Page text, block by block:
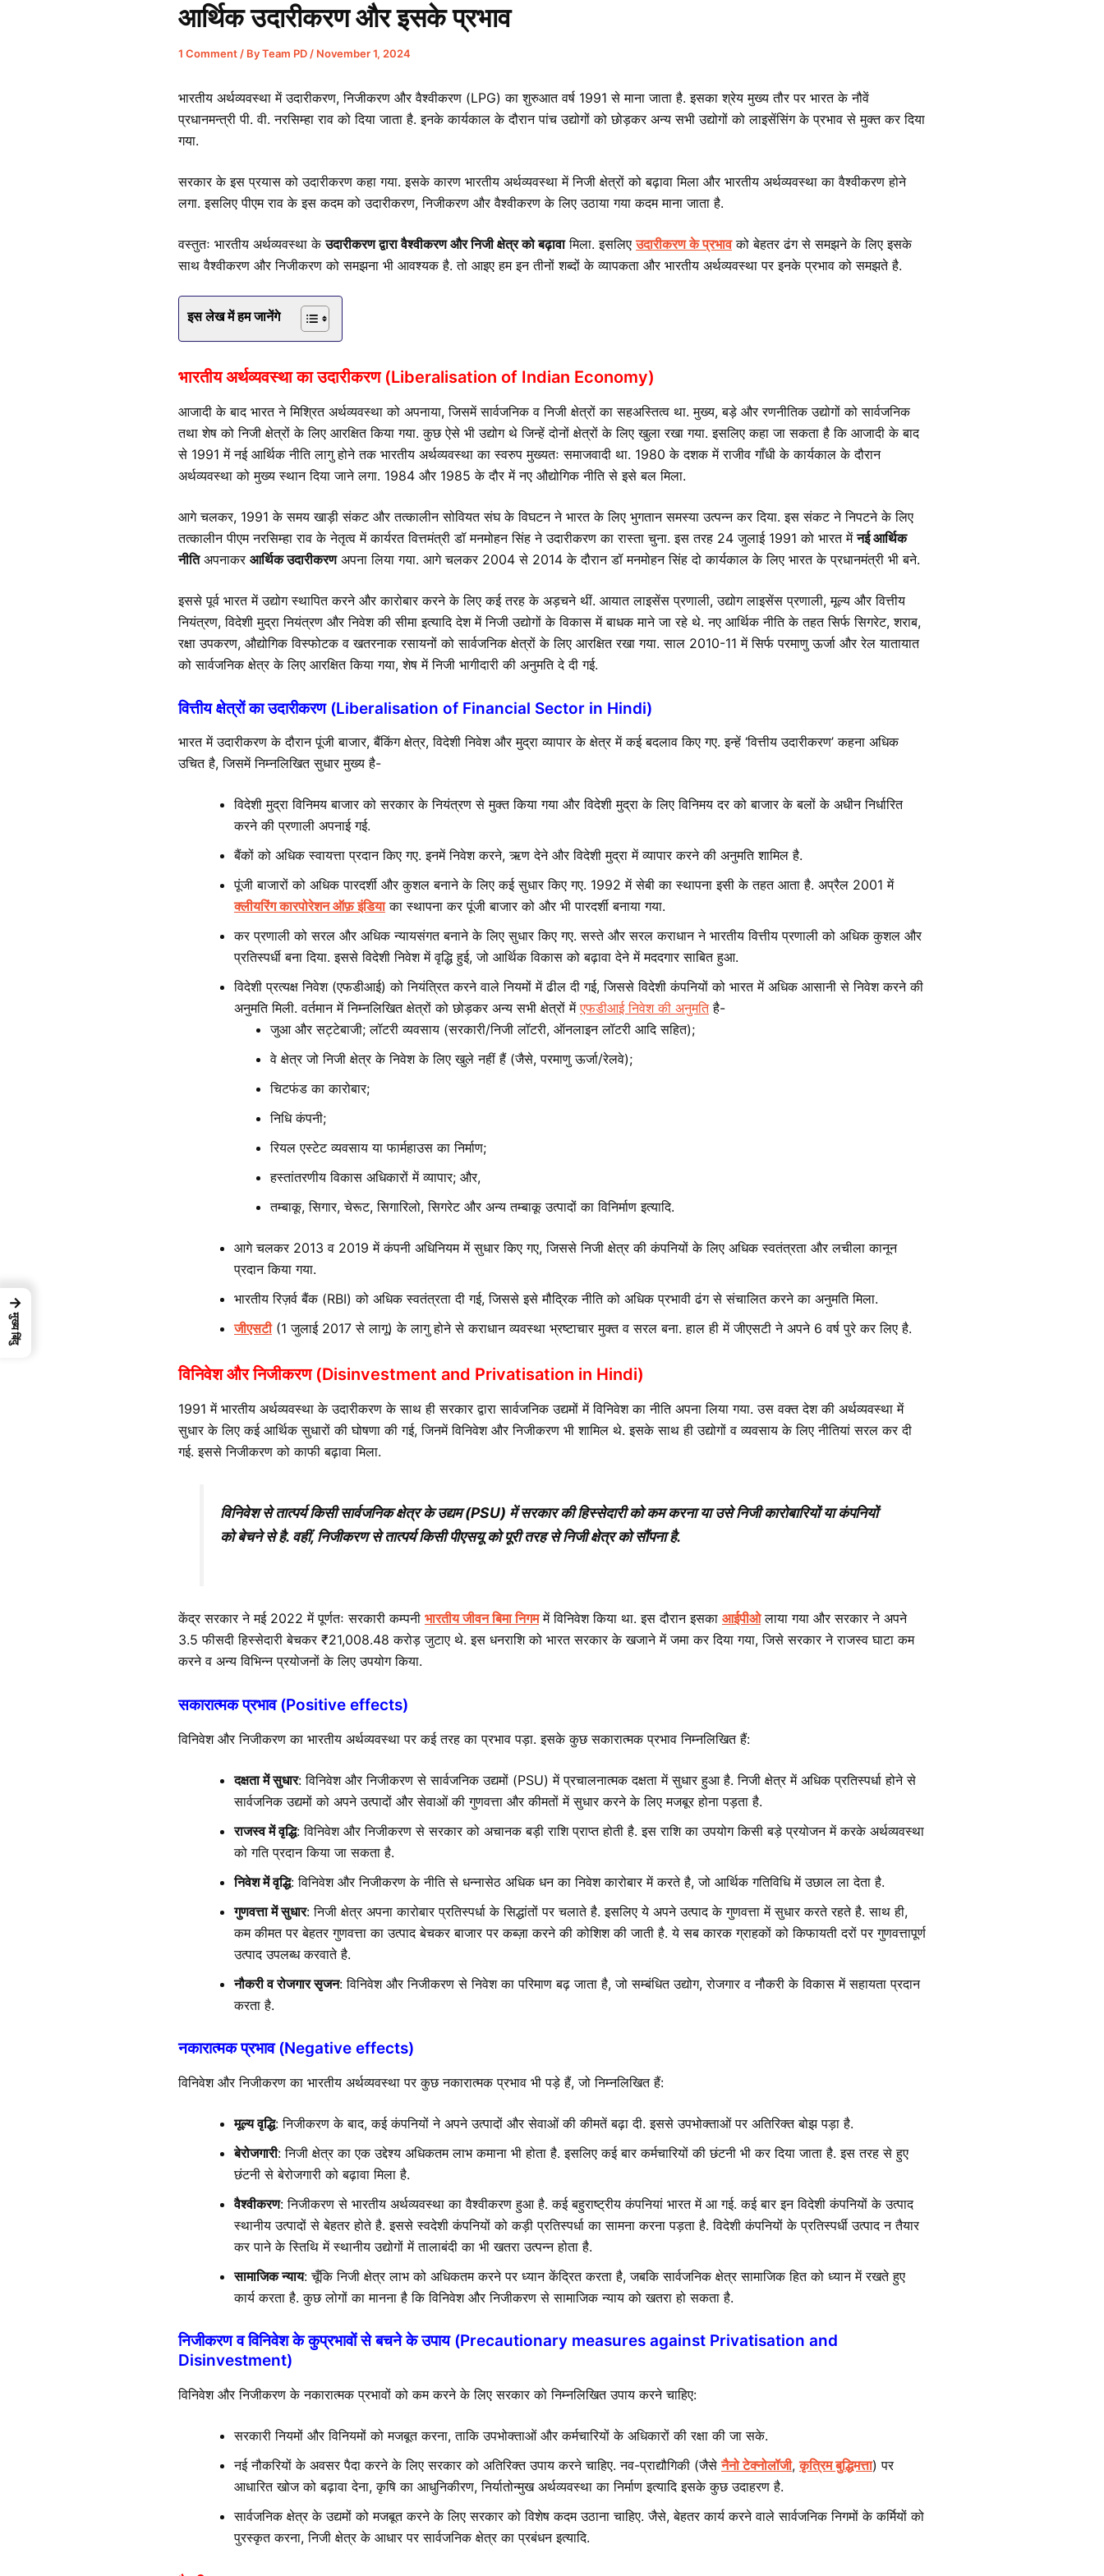
आर्थिक उदारीकरण और इसके प्रभाव
1 Comment / ByTeam PD / November 1, 2024
भारतीय अर्थव्यवस्था में उदारीकरण, निजीकरण और वैश्वीकरण (LPG) का शुरुआत वर्ष 1991 से माना जाता है. इसका श्रेय मुख्य तौर पर भारत के नौवें
प्रधानमन्त्री पी. वी. नरसिम्हा राव को दिया जाता है. इनके कार्यकाल के दौरान पांच उद्योगों को छोड़कर अन्य सभी उद्योगों को लाइसेंसिंग के प्रभाव से मुक्त कर दिया
गया.
सरकार के इस प्रयास को उदारीकरण कहा गया. इसके कारण भारतीय अर्थव्यवस्था में निजी क्षेत्रों को बढ़ावा मिला और भारतीय अर्थव्यवस्था का वैश्वीकरण होने
लगा. इसलिए पीएम राव के इस कदम को उदारीकरण, निजीकरण और वैश्वीकरण के लिए उठाया गया कदम माना जाता है.
वस्तुतः भारतीय अर्थव्यवस्था केउदारीकरण द्वारा वैश्वीकरण और निजी क्षेत्र को बढ़ावामिला. इसलिएउदारीकरण के प्रभावको बेहतर ढंग से समझने के लिए इसके
साथ वैश्वीकरण और निजीकरण को समझना भी आवश्यक है. तो आइए हम इन तीनों शब्दों के व्यापकता और भारतीय अर्थव्यवस्था पर इनके प्रभाव को समझते है.
इस लेख में हम जानेंगे
भारतीय अर्थव्यवस्था का उदारीकरण (Liberalisation of Indian Economy)
आजादी के बाद भारत ने मिश्रित अर्थव्यवस्था को अपनाया, जिसमें सार्वजनिक व निजी क्षेत्रों का सहअस्तित्व था. मुख्य, बड़े और रणनीतिक उद्योगों को सार्वजनिक
तथा शेष को निजी क्षेत्रों के लिए आरक्षित किया गया. कुछ ऐसे भी उद्योग थे जिन्हें दोनों क्षेत्रों के लिए खुला रखा गया. इसलिए कहा जा सकता है कि आजादी के बाद
से 1991 में नई आर्थिक नीति लागु होने तक भारतीय अर्थव्यवस्था का स्वरुप मुख्यतः समाजवादी था. 1980 के दशक में राजीव गाँधी के कार्यकाल के दौरान
अर्थव्यवस्था को मुख्य स्थान दिया जाने लगा. 1984 और 1985 के दौर में नए औद्योगिक नीति से इसे बल मिला.
आगे चलकर, 1991 के समय खाड़ी संकट और तत्कालीन सोवियत संघ के विघटन ने भारत के लिए भुगतान समस्या उत्पन्न कर दिया. इस संकट ने निपटने के लिए
तत्कालीन पीएम नरसिम्हा राव के नेतृत्व में कार्यरत वित्तमंत्री डॉ मनमोहन सिंह ने उदारीकरण का रास्ता चुना. इस तरह 24 जुलाई 1991 को भारत मेंनई आर्थिक
नीतिअपनाकर आर्थिक उदारीकरणअपना लिया गया. आगे चलकर 2004 से 2014 के दौरान डॉ मनमोहन सिंह दो कार्यकाल के लिए भारत के प्रधानमंत्री भी बने.
इससे पूर्व भारत में उद्योग स्थापित करने और कारोबार करने के लिए कई तरह के अड़चने थीं. आयात लाइसेंस प्रणाली, उद्योग लाइसेंस प्रणाली, मूल्य और वित्तीय
नियंत्रण, विदेशी मुद्रा नियंत्रण और निवेश की सीमा इत्यादि देश में निजी उद्योगों के विकास में बाधक माने जा रहे थे. नए आर्थिक नीति के तहत सिर्फ सिगरेट, शराब,
रक्षा उपकरण, औद्योगिक विस्फोटक व खतरनाक रसायनों को सार्वजनिक क्षेत्रों के लिए आरक्षित रखा गया. साल 2010-11 में सिर्फ परमाणु ऊर्जा और रेल यातायात
को सार्वजनिक क्षेत्र के लिए आरक्षित किया गया, शेष में निजी भागीदारी की अनुमति दे दी गई.
वित्तीय क्षेत्रों का उदारीकरण (Liberalisation of Financial Sector in Hindi)
भारत में उदारीकरण के दौरान पूंजी बाजार, बैंकिंग क्षेत्र, विदेशी निवेश और मुद्रा व्यापार के क्षेत्र में कई बदलाव किए गए. इन्हें ‘वित्तीय उदारीकरण’ कहना अधिक
उचित है, जिसमें निम्नलिखित सुधार मुख्य है-
विदेशी मुद्रा विनिमय बाजार को सरकार के नियंत्रण से मुक्त किया गया और विदेशी मुद्रा के लिए विनिमय दर को बाजार के बलों के अधीन निर्धारित
करने की प्रणाली अपनाई गई.
बैंकों को अधिक स्वायत्ता प्रदान किए गए. इनमें निवेश करने, ऋण देने और विदेशी मुद्रा में व्यापार करने की अनुमति शामिल है.
पूंजी बाजारों को अधिक पारदर्शी और कुशल बनाने के लिए कई सुधार किए गए. 1992 में सेबी का स्थापना इसी के तहत आता है. अप्रैल 2001 में
क्लीयरिंग कारपोरेशन ऑफ़ इंडियाका स्थापना कर पूंजी बाजार को और भी पारदर्शी बनाया गया.
कर प्रणाली को सरल और अधिक न्यायसंगत बनाने के लिए सुधार किए गए. सस्ते और सरल कराधान ने भारतीय वित्तीय प्रणाली को अधिक कुशल और
प्रतिस्पर्धी बना दिया. इससे विदेशी निवेश में वृद्धि हुई, जो आर्थिक विकास को बढ़ावा देने में मददगार साबित हुआ.
विदेशी प्रत्यक्ष निवेश (एफडीआई) को नियंत्रित करने वाले नियमों में ढील दी गई, जिससे विदेशी कंपनियों को भारत में अधिक आसानी से निवेश करने की
अनुमति मिली. वर्तमान में निम्नलिखित क्षेत्रों को छोड़कर अन्य सभी क्षेत्रों मेंएफडीआई निवेश की अनुमतिहै-
जुआ और सट्टेबाजी; लॉटरी व्यवसाय (सरकारी/निजी लॉटरी, ऑनलाइन लॉटरी आदि सहित);
वे क्षेत्र जो निजी क्षेत्र के निवेश के लिए खुले नहीं हैं (जैसे, परमाणु ऊर्जा/रेलवे);
चिटफंड का कारोबार;
निधि कंपनी;
रियल एस्टेट व्यवसाय या फार्महाउस का निर्माण;
हस्तांतरणीय विकास अधिकारों में व्यापार; और,
तम्बाकू, सिगार, चेरूट, सिगारिलो, सिगरेट और अन्य तम्बाकू उत्पादों का विनिर्माण इत्यादि.
आगे चलकर 2013 व 2019 में कंपनी अधिनियम में सुधार किए गए, जिससे निजी क्षेत्र की कंपनियों के लिए अधिक स्वतंत्रता और लचीला कानून
प्रदान किया गया.
भारतीय रिज़र्व बैंक (RBI) को अधिक स्वतंत्रता दी गई, जिससे इसे मौद्रिक नीति को अधिक प्रभावी ढंग से संचालित करने का अनुमति मिला.
जीएसटी(1 जुलाई 2017 से लागू) के लागु होने से कराधान व्यवस्था भ्रष्टाचार मुक्त व सरल बना. हाल ही में जीएसटी ने अपने 6 वर्ष पुरे कर लिए है.
विनिवेश और निजीकरण (Disinvestment and Privatisation in Hindi)
1991 में भारतीय अर्थव्यवस्था के उदारीकरण के साथ ही सरकार द्वारा सार्वजनिक उद्यमों में विनिवेश का नीति अपना लिया गया. उस वक्त देश की अर्थव्यवस्था में
सुधार के लिए कई आर्थिक सुधारों की घोषणा की गई, जिनमें विनिवेश और निजीकरण भी शामिल थे. इसके साथ ही उद्योगों व व्यवसाय के लिए नीतियां सरल कर दी
गई. इससे निजीकरण को काफी बढ़ावा मिला.
विनिवेश से तात्पर्य किसी सार्वजनिक क्षेत्र के उद्यम (PSU) में सरकार की हिस्सेदारी को कम करना या उसे निजी कारोबारियों या कंपनियों
को बेचने से है. वहीं, निजीकरण से तात्पर्य किसी पीएसयू को पूरी तरह से निजी क्षेत्र को सौंपना है.
केंद्र सरकार ने मई 2022 में पूर्णतः सरकारी कम्पनी भारतीय जीवन बिमा निगममें विनिवेश किया था. इस दौरान इसका आईपीओलाया गया और सरकार ने अपने
3.5 फीसदी हिस्सेदारी बेचकर ₹21,008.48 करोड़ जुटाए थे. इस धनराशि को भारत सरकार के खजाने में जमा कर दिया गया, जिसे सरकार ने राजस्व घाटा कम
करने व अन्य विभिन्न प्रयोजनों के लिए उपयोग किया.
सकारात्मक प्रभाव (Positive effects)
विनिवेश और निजीकरण का भारतीय अर्थव्यवस्था पर कई तरह का प्रभाव पड़ा. इसके कुछ सकारात्मक प्रभाव निम्नलिखित हैं:
दक्षता में सुधार: विनिवेश और निजीकरण से सार्वजनिक उद्यमों (PSU) में प्रचालनात्मक दक्षता में सुधार हुआ है. निजी क्षेत्र में अधिक प्रतिस्पर्धा होने से
सार्वजनिक उद्यमों को अपने उत्पादों और सेवाओं की गुणवत्ता और कीमतों में सुधार करने के लिए मजबूर होना पड़ता है.
राजस्व में वृद्धि: विनिवेश और निजीकरण से सरकार को अचानक बड़ी राशि प्राप्त होती है. इस राशि का उपयोग किसी बड़े प्रयोजन में करके अर्थव्यवस्था
को गति प्रदान किया जा सकता है.
निवेश में वृद्धि: विनिवेश और निजीकरण के नीति से धन्नासेठ अधिक धन का निवेश कारोबार में करते है, जो आर्थिक गतिविधि में उछाल ला देता है.
गुणवत्ता में सुधार: निजी क्षेत्र अपना कारोबार प्रतिस्पर्धा के सिद्धांतों पर चलाते है. इसलिए ये अपने उत्पाद के गुणवत्ता में सुधार करते रहते है. साथ ही,
कम कीमत पर बेहतर गुणवत्ता का उत्पाद बेचकर बाजार पर कब्ज़ा करने की कोशिश की जाती है. ये सब कारक ग्राहकों को किफायती दरों पर गुणवत्तापूर्ण
उत्पाद उपलब्ध करवाते है.
नौकरी व रोजगार सृजन: विनिवेश और निजीकरण से निवेश का परिमाण बढ़ जाता है, जो सम्बंधित उद्योग, रोजगार व नौकरी के विकास में सहायता प्रदान
करता है.
नकारात्मक प्रभाव (Negative effects)
विनिवेश और निजीकरण का भारतीय अर्थव्यवस्था पर कुछ नकारात्मक प्रभाव भी पड़े हैं, जो निम्नलिखित हैं:
मूल्य वृद्धि: निजीकरण के बाद, कई कंपनियों ने अपने उत्पादों और सेवाओं की कीमतें बढ़ा दी. इससे उपभोक्ताओं पर अतिरिक्त बोझ पड़ा है.
बेरोजगारी: निजी क्षेत्र का एक उद्देश्य अधिकतम लाभ कमाना भी होता है. इसलिए कई बार कर्मचारियों की छंटनी भी कर दिया जाता है. इस तरह से हुए
छंटनी से बेरोजगारी को बढ़ावा मिला है.
वैश्वीकरण: निजीकरण से भारतीय अर्थव्यवस्था का वैश्वीकरण हुआ है. कई बहुराष्ट्रीय कंपनियां भारत में आ गई. कई बार इन विदेशी कंपनियों के उत्पाद
स्थानीय उत्पादों से बेहतर होते है. इससे स्वदेशी कंपनियों को कड़ी प्रतिस्पर्धा का सामना करना पड़ता है. विदेशी कंपनियों के प्रतिस्पर्धी उत्पाद न तैयार
कर पाने के स्तिथि में स्थानीय उद्योगों में तालाबंदी का भी खतरा उत्पन्न होता है.
सामाजिक न्याय: चूँकि निजी क्षेत्र लाभ को अधिकतम करने पर ध्यान केंद्रित करता है, जबकि सार्वजनिक क्षेत्र सामाजिक हित को ध्यान में रखते हुए
कार्य करता है. कुछ लोगों का मानना है कि विनिवेश और निजीकरण से सामाजिक न्याय को खतरा हो सकता है.
निजीकरण व विनिवेश के कुप्रभावों से बचने के उपाय (Precautionary measures against Privatisation and
Disinvestment)
विनिवेश और निजीकरण के नकारात्मक प्रभावों को कम करने के लिए सरकार को निम्नलिखित उपाय करने चाहिए:
सरकारी नियमों और विनियमों को मजबूत करना, ताकि उपभोक्ताओं और कर्मचारियों के अधिकारों की रक्षा की जा सके.
नई नौकरियों के अवसर पैदा करने के लिए सरकार को अतिरिक्त उपाय करने चाहिए. नव-प्राद्यौगिकी (जैसेनैनो टेक्नोलॉजी,कृत्रिम बुद्धिमत्ता) पर
आधारित खोज को बढ़ावा देना, कृषि का आधुनिकीरण, निर्यातोन्मुख अर्थव्यवस्था का निर्माण इत्यादि इसके कुछ उदाहरण है.
सार्वजनिक क्षेत्र के उद्यमों को मजबूत करने के लिए सरकार को विशेष कदम उठाना चाहिए. जैसे, बेहतर कार्य करने वाले सार्वजनिक निगमों के कर्मियों को
पुरस्कृत करना, निजी क्षेत्र के आधार पर सार्वजनिक क्षेत्र का प्रबंधन इत्यादि.
→
मुख्य बिंदु